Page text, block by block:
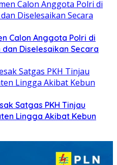
Calon Anggota Polri di
Diselesaikan Secara
Satgas PKH Tinjau
Lingga Akibat Kebun